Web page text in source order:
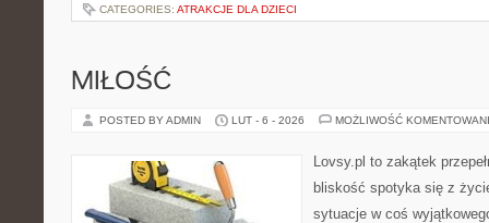
CATEGORIES: ATRAKCJE DLA DZIECI
MIŁOŚĆ
POSTED BY ADMIN LUT - 6 - 2026 MOŻLIWOŚĆ
Lovsy.pl to zakątek
bliskość spotyka się z
sytuacje w coś